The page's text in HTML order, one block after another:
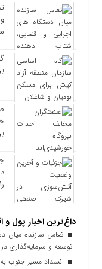
داغ‌ترین اخبار پول و
تعامل سازنده میان
توسعه و سرمایه‌گذاری
انسداد مسیر جنوب